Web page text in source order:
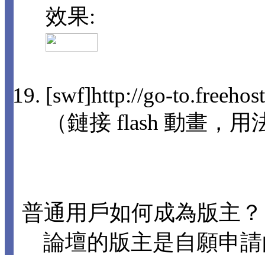
效果:
[swf]http://go-
（鏈接 flash 動畫，
普通用戶如何成為版主？
論壇的版主是自願申